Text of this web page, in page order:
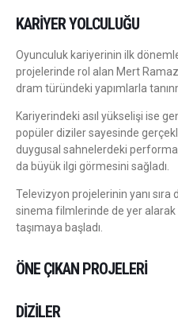
KARIYER YOLCULUĞU
Oyunculuk kariyerinin ilk
projelerinde rol alan Mert
dram türündeki yapımlarla
Kariyerindeki asıl yükselişi ise
popüler diziler sayesinde
duygusal sahnelerdeki
da büyük ilgi görmesini sağladı.
Televizyon projelerinin yanı
sinema filmlerinde de yer alarak
taşımaya başladı.
ÖNE ÇIKAN PROJELERI
DIZILER